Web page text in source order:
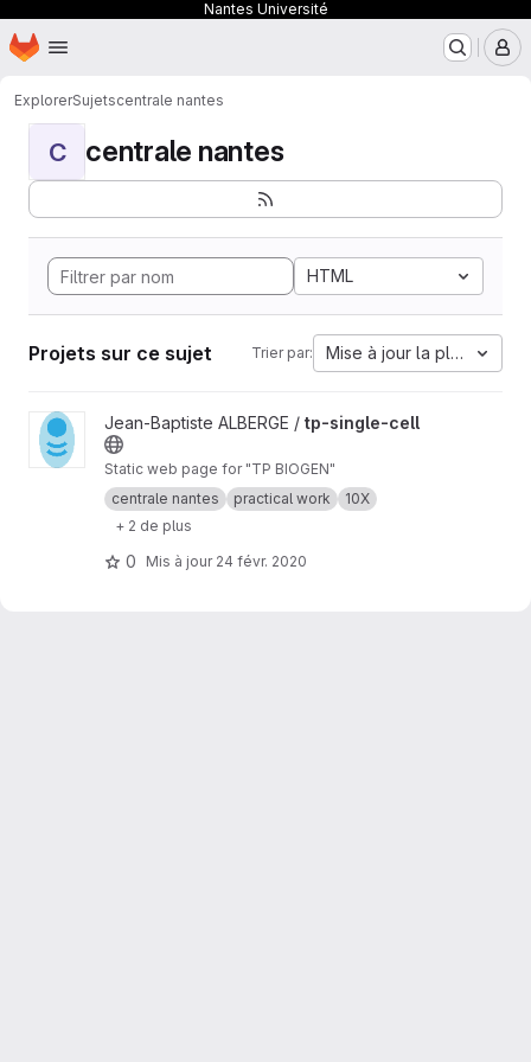
Nantes Université
Passer au contenu principal
Page d'accueil
ExplorerSujetscentrale nantes
C centrale nantes
HTML
Projets sur ce sujet Trier par: Mise à jour la plus
Afficher le projet tp-single-cell
Jean-Baptiste ALBERGE / tp-single-cell
Static web page for "TP BIOGEN"
centrale nantes
practical work
10X
+ 2 de plus
0 Mis à jour 24 févr. 2020